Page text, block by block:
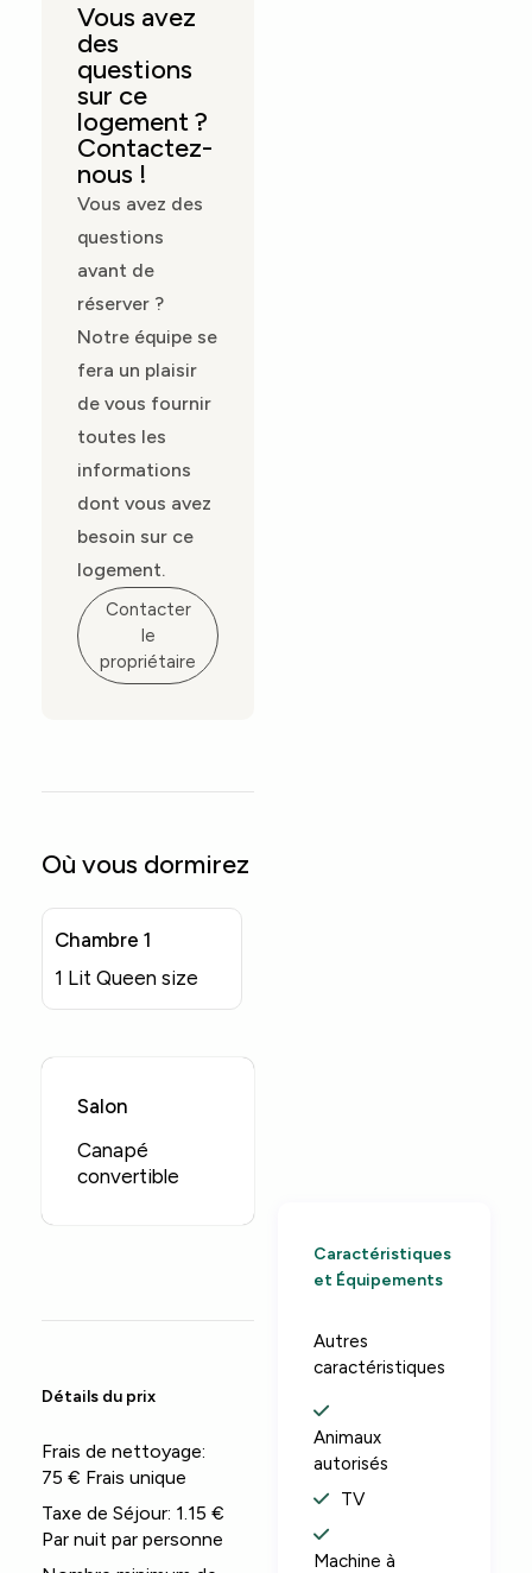
Vous avez
des
questions
sur ce
logement ?
Contactez-
nous !
Vous avez des
questions
avant de
réserver ?
Notre équipe se
fera un plaisir
de vous fournir
toutes les
informations
dont vous avez
besoin sur ce
logement.
Contacter
le
propriétaire
Où vous dormirez
Chambre 1
1 Lit Queen size
Salon
Canapé
convertible
Détails du prix
Frais de nettoyage:
75 € Frais unique
Taxe de Séjour: 1.15 €
Par nuit par personne
Caractéristiques
et Équipements
Autres
caractéristiques
Animaux
autorisés
TV
Machine à